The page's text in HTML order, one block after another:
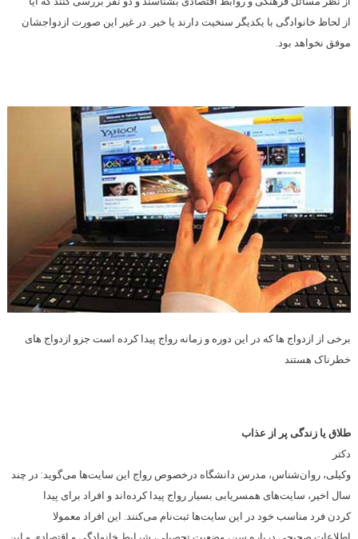
از لحاظ خانوادگی با یکدیگر سنخیت دارند یا خیر. در غیر این صورت ازدواجشان
موفق نخواهد بود.
برخی از ازدواج ها که در این دوره و زمانه رواج پیدا کرده است جزو ازدواج های
خطرناک هستند
طلاق یا زندگی پر از عذاب
دکتر
وکیلی، روان‌شناس، مدرس دانشگاه در‌خصوص رواج این سایت‌ها می‌گوید: در چند
سال اخیر، سایت‌های همسریابی بسیار رواج پیدا کرده‌اند و افراد برای پیدا
کردن فرد مناسب خود در این سایت‌ها ثبت‌نام می‌کنند. این افراد معمولا